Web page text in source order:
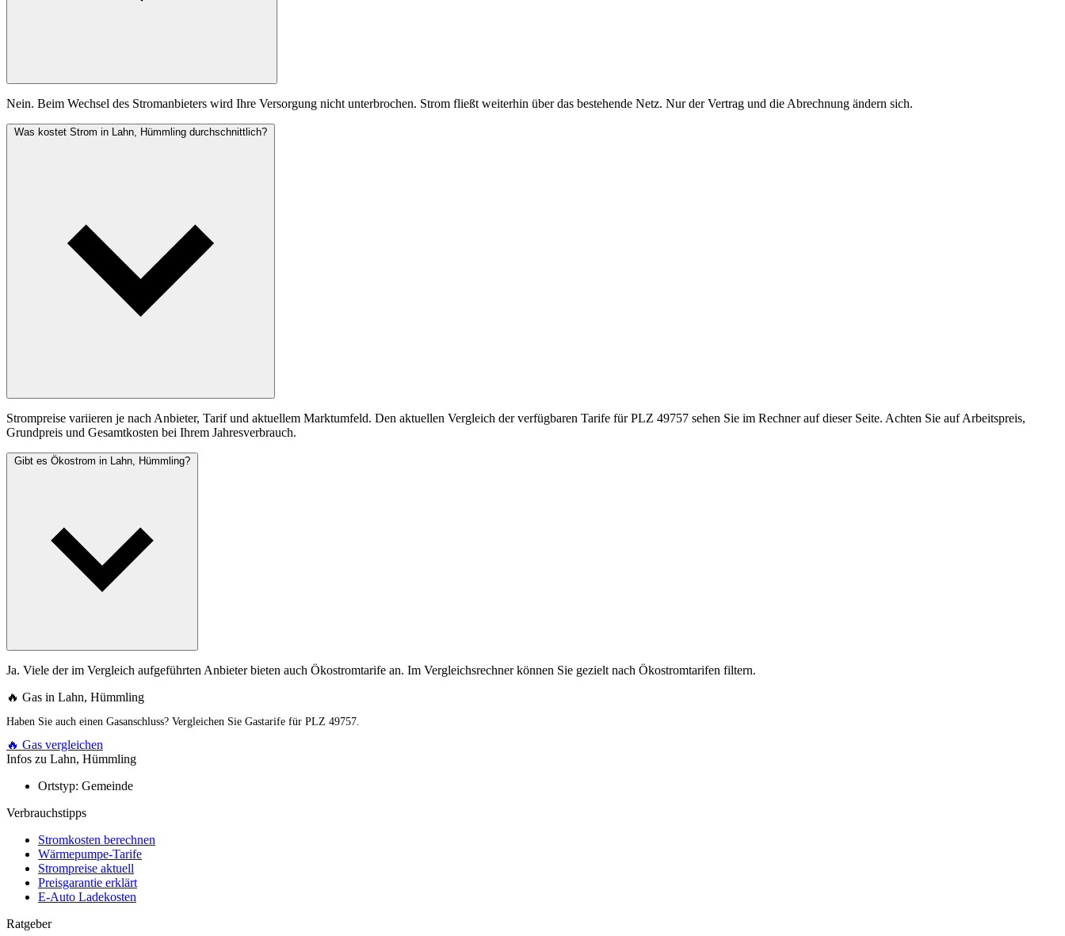
Nein. Beim Wechsel des Stromanbieters wird Ihre Versorgung nicht unterbrochen. Strom fließt weiterhin über das bestehende Netz. Nur der Vertrag und die Abrechnung ändern sich.
Was kostet Strom in Lahn, Hümmling durchschnittlich?
Strompreise variieren je nach Anbieter, Tarif und aktuellem Marktumfeld. Den aktuellen Vergleich der verfügbaren Tarife für PLZ 49757 sehen Sie im Rechner auf dieser Seite. Achten Sie auf Arbeitspreis,
Grundpreis und Gesamtkosten bei Ihrem Jahresverbrauch.
Gibt es Ökostrom in Lahn, Hümmling?
Ja. Viele der im Vergleich aufgeführten Anbieter bieten auch Ökostromtarife an. Im Vergleichsrechner können Sie gezielt nach Ökostromtarifen filtern.
🔥 Gas in Lahn, Hümmling
Haben Sie auch einen Gasanschluss? Vergleichen Sie Gastarife für PLZ 49757.
🔥 Gas vergleichen
Infos zu Lahn, Hümmling
Ortstyp: Gemeinde
Verbrauchstipps
Stromkosten berechnen
Wärmepumpe-Tarife
Strompreise aktuell
Preisgarantie erklärt
E-Auto Ladekosten
Ratgeber